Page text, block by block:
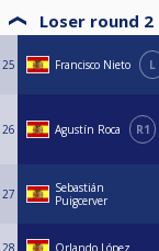
Loser round 2
25 Francisco Nieto L
26 Agustín Roca R1
27
Sebastián
Puigcerver